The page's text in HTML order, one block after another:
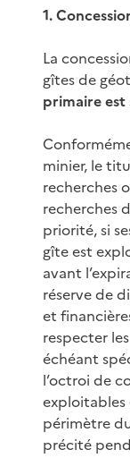
1.
La
gîtes de
primaire est
minier, le
recherches
recherches
priorité, si
gîte est
avant
réserve de
et
respecter
échéant
l’octroi de
exploitables
périmètre
précité